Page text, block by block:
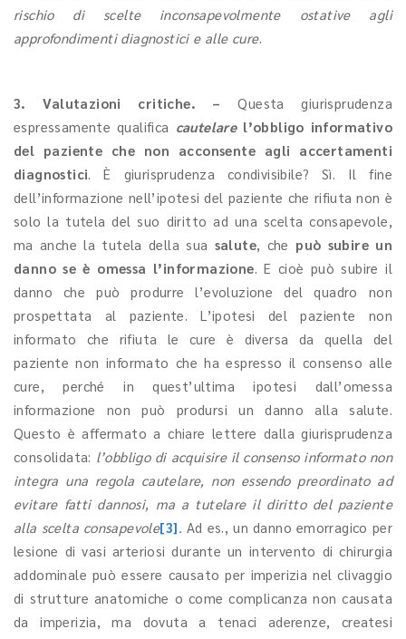
rischio di scelte inconsapevolmente ostative agli
approfondimenti diagnostici e alle cure.
3. Valutazioni critiche. –Questa giurisprudenza
espressamente qualifica cautelare l’obbligo informativo
del paziente che non acconsente agli accertamenti
diagnostici. È giurisprudenza condivisibile? Sì. Il fine
dell’informazione nell’ipotesi del paziente che rifiuta non è
solo la tutela del suo diritto ad una scelta consapevole,
ma anche la tutela della sua salute, che può subire un
danno se è omessa l’informazione. E cioè può subire il
danno che può produrre l’evoluzione del quadro non
prospettata al paziente. L’ipotesi del paziente non
informato che rifiuta le cure è diversa da quella del
paziente non informato che ha espresso il consenso alle
cure, perché in quest’ultima ipotesi dall’omessa
informazione non può prodursi un danno alla salute.
Questo è affermato a chiare lettere dalla giurisprudenza
consolidata: l’obbligo di acquisire il consenso informato non
integra una regola cautelare, non essendo preordinato ad
evitare fatti dannosi, ma a tutelare il diritto del paziente
alla scelta consapevole[3]. Ad es., un danno emorragico per
lesione di vasi arteriosi durante un intervento di chirurgia
addominale può essere causato per imperizia nel clivaggio
di strutture anatomiche o come complicanza non causata
da imperizia, ma dovuta a tenaci aderenze, createsi